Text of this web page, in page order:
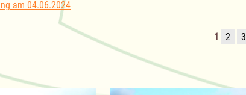
am 04.06.2024
1 2 3